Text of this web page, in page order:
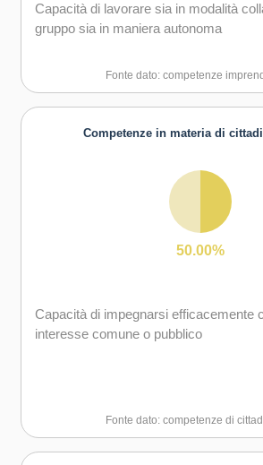
Capacità di lavorare sia in modalità
gruppo sia in maniera autonoma
Capacità di comunicare e negoziare
Capacità di motivare gli altri e
Capacità di accettare la responsabilità
Fonte dato: competenze
Competenze in materia di
50.00%
Capacità di impegnarsi efficacemente
interesse comune o pubblico
Fonte dato: competenze di